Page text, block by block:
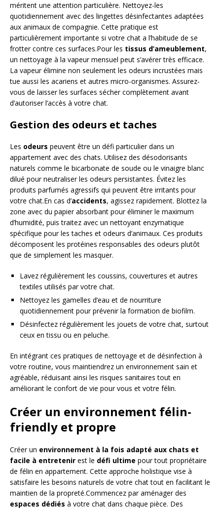
méritent une attention particulière. Nettoyez-les
quotidiennement avec des lingettes désinfectantes adaptées
aux animaux de compagnie. Cette pratique est
particulièrement importante si votre chat a l’habitude de se
frotter contre ces surfaces.Pour les tissus d’ameublement,
un nettoyage à la vapeur mensuel peut s’avérer très efficace.
La vapeur élimine non seulement les odeurs incrustées mais
tue aussi les acariens et autres micro-organismes. Assurez-
vous de laisser les surfaces sécher complètement avant
d’autoriser l’accès à votre chat.
Gestion des odeurs et taches
Les odeurs peuvent être un défi particulier dans un
appartement avec des chats. Utilisez des désodorisants
naturels comme le bicarbonate de soude ou le vinaigre blanc
dilué pour neutraliser les odeurs persistantes. Évitez les
produits parfumés agressifs qui peuvent être irritants pour
votre chat.En cas d’accidents, agissez rapidement. Blottez la
zone avec du papier absorbant pour éliminer le maximum
d’humidité, puis traitez avec un nettoyant enzymatique
spécifique pour les taches et odeurs d’animaux. Ces produits
décomposent les protéines responsables des odeurs plutôt
que de simplement les masquer.
Lavez régulièrement les coussins, couvertures et autres
textiles utilisés par votre chat.
Nettoyez les gamelles d’eau et de nourriture
quotidiennement pour prévenir la formation de biofilm.
Désinfectez régulièrement les jouets de votre chat, surtout
ceux en tissu ou en peluche.
En intégrant ces pratiques de nettoyage et de désinfection à
votre routine, vous maintiendrez un environnement sain et
agréable, réduisant ainsi les risques sanitaires tout en
améliorant le confort de vie pour vous et votre félin.
Créer un environnement félin-
friendly et propre
Créer un environnement à la fois adapté aux chats et
facile à entretenir est le défi ultime pour tout propriétaire
de félin en appartement. Cette approche holistique vise à
satisfaire les besoins naturels de votre chat tout en facilitant le
maintien de la propreté.Commencez par aménager des
espaces dédiés à votre chat dans chaque pièce. Des